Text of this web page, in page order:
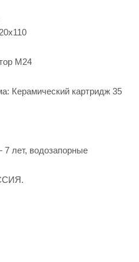
M24
Керамический картридж 35
лет, водозапорные